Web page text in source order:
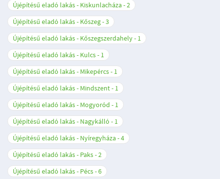
Újépítésű eladó lakás - Kiskunlacháza 2
Újépítésű eladó lakás - Kőszeg 3
Újépítésű eladó lakás - Kőszegszerdahely
1
Újépítésű eladó lakás - Kulcs
1
Újépítésű eladó lakás - Mikepércs
1
Újépítésű eladó lakás - Mindszent
1
Újépítésű eladó lakás - Mogyoród
1
Újépítésű eladó lakás - Nagykálló
1
Újépítésű eladó lakás - Nyíregyháza 4
Újépítésű eladó lakás - Paks 2
Újépítésű eladó lakás - Pécs 6